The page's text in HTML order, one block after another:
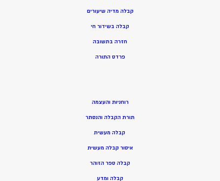
קבלה מדיה שיעורים
קבלה בשידור חי
חזרה בתשובה
פרדס התורה
רוחניות והעצמה
תורת הקבלה והנסתר
קבלה מעשית
איסור קבלה מעשית
קבלה ספר הזוהר
קבלה ומדע